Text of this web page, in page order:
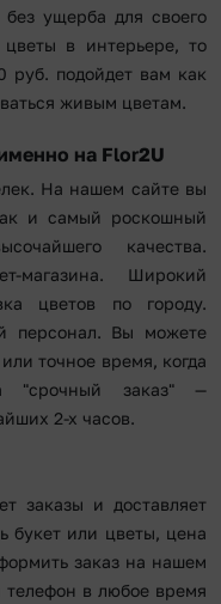
без ущерба для своего
в интерьере, то
руб. подойдет вам как
живым цветам.
на Flor2U
На нашем сайте вы
и самый роскошный
качества.
магазина. Широкий
цветов по городу.
персонал. Вы можете
точное время, когда
"срочный заказ" —
2-х часов.
заказы и доставляет
букет или цветы, цена
заказ на нашем
телефон в любое время